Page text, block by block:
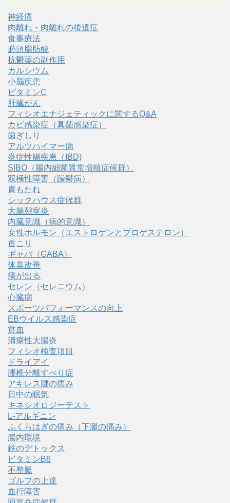
神経痛
肉離れ・肉離れの後遺症
食事療法
必須脂肪酸
抗鬱薬の副作用
カルシウム
小脳疾患
ビタミンC
肝臓がん
フィシオエナジェティックに関するQ&A
カビ感染症（真菌感染症）
歯ぎしり
アルツハイマー病
炎症性腸疾患（IBD)
SIBO（腸内細菌異常増殖症候群）
双極性障害（躁鬱病）
胃もたれ
シックハウス症候群
大腸憩室炎
内臓意識（病的意識）
女性ホルモン（エストロゲンとプロゲステロン）
首こり
ギャバ（GABA）
体臭改善
痰が出る
セレン（セレニウム）
心臓病
スポーツパフォーマンスの向上
EBウイルス感染症
貧血
潰瘍性大腸炎
フィシオ検査項目
ドライアイ
腰椎分離すべり症
アキレス腱の痛み
日中の眠気
キネシオロジーテスト
L-アルギニン
ふくらはぎの痛み（下腿の痛み）
腸内環境
鉄のデトックス
ビタミンB6
不整脈
ゴルフの上達
血行障害